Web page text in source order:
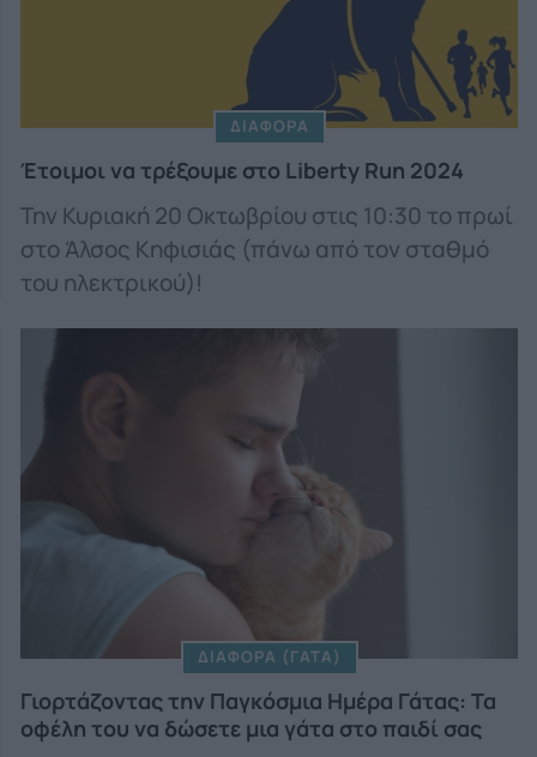
ΔΙΑΦΟΡΑ
Έτοιμοι να τρέξουμε στο Liberty Run 2024
Την Κυριακή 20 Οκτωβρίου στις 10:30 το πρωί
στο Άλσος Κηφισιάς (πάνω από τον σταθμό
του ηλεκτρικού)!
ΔΙΑΦΟΡΑ (ΓΑΤΑ)
Γιορτάζοντας την Παγκόσμια Ημέρα Γάτας: Τα
οφέλη του να δώσετε μια γάτα στο παιδί σας